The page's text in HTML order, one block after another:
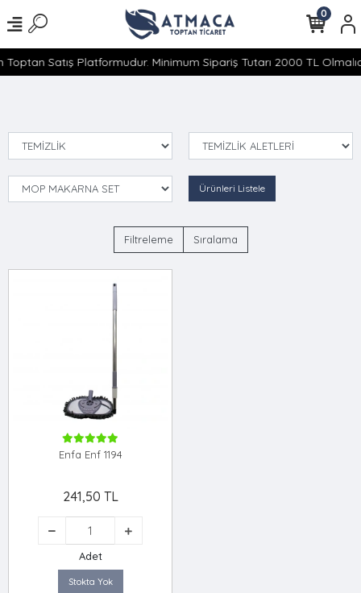
Satış Platformudur. Minimum Sipariş Tutarı 2000 TL
0
Ürünleri Listele
Filtreleme Sıralama
Enfa Enf 1194
241,50 TL
Adet
Stokta Yok